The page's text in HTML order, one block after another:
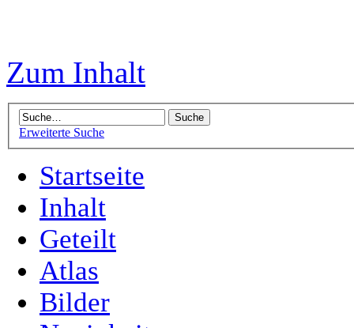
Zum Inhalt
Erweiterte Suche
Startseite
Inhalt
Geteilt
Atlas
Bilder